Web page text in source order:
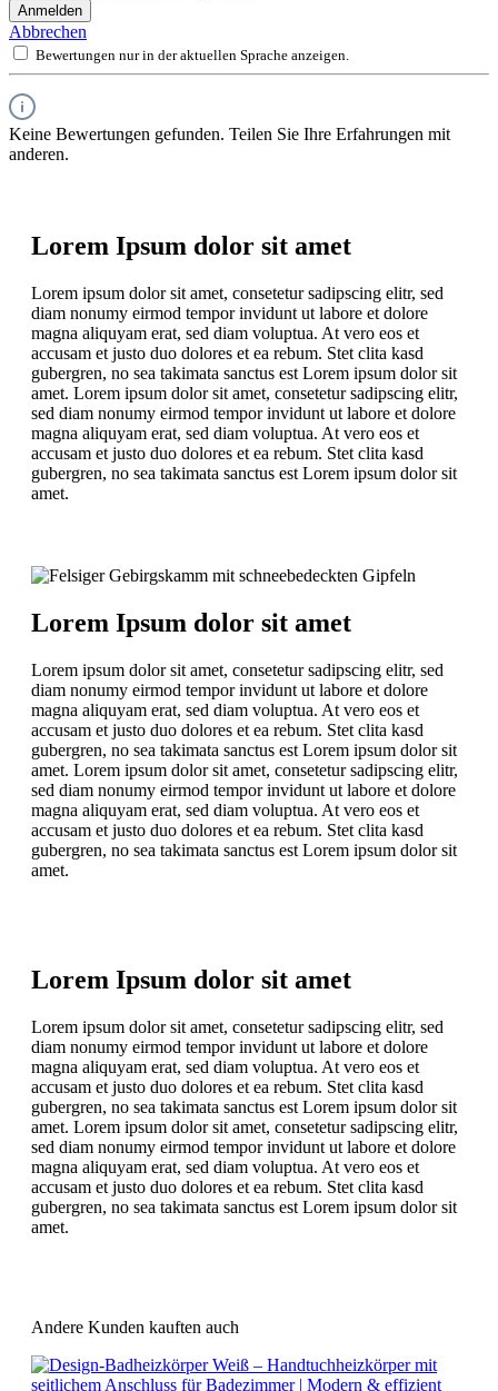
Anmelden
Abbrechen
Bewertungen nur in der aktuellen Sprache anzeigen.
Keine Bewertungen gefunden. Teilen Sie Ihre Erfahrungen mit
anderen.
Lorem Ipsum dolor sit amet
Lorem ipsum dolor sit amet, consetetur sadipscing elitr, sed
diam nonumy eirmod tempor invidunt ut labore et dolore
magna aliquyam erat, sed diam voluptua. At vero eos et
accusam et justo duo dolores et ea rebum. Stet clita kasd
gubergren, no sea takimata sanctus est Lorem ipsum dolor sit
amet. Lorem ipsum dolor sit amet, consetetur sadipscing elitr,
sed diam nonumy eirmod tempor invidunt ut labore et dolore
magna aliquyam erat, sed diam voluptua. At vero eos et
accusam et justo duo dolores et ea rebum. Stet clita kasd
gubergren, no sea takimata sanctus est Lorem ipsum dolor sit
amet.
Lorem Ipsum dolor sit amet
Lorem ipsum dolor sit amet, consetetur sadipscing elitr, sed
diam nonumy eirmod tempor invidunt ut labore et dolore
magna aliquyam erat, sed diam voluptua. At vero eos et
accusam et justo duo dolores et ea rebum. Stet clita kasd
gubergren, no sea takimata sanctus est Lorem ipsum dolor sit
amet. Lorem ipsum dolor sit amet, consetetur sadipscing elitr,
sed diam nonumy eirmod tempor invidunt ut labore et dolore
magna aliquyam erat, sed diam voluptua. At vero eos et
accusam et justo duo dolores et ea rebum. Stet clita kasd
gubergren, no sea takimata sanctus est Lorem ipsum dolor sit
amet.
Lorem Ipsum dolor sit amet
Lorem ipsum dolor sit amet, consetetur sadipscing elitr, sed
diam nonumy eirmod tempor invidunt ut labore et dolore
magna aliquyam erat, sed diam voluptua. At vero eos et
accusam et justo duo dolores et ea rebum. Stet clita kasd
gubergren, no sea takimata sanctus est Lorem ipsum dolor sit
amet. Lorem ipsum dolor sit amet, consetetur sadipscing elitr,
sed diam nonumy eirmod tempor invidunt ut labore et dolore
magna aliquyam erat, sed diam voluptua. At vero eos et
accusam et justo duo dolores et ea rebum. Stet clita kasd
gubergren, no sea takimata sanctus est Lorem ipsum dolor sit
amet.
Andere Kunden kauften auch